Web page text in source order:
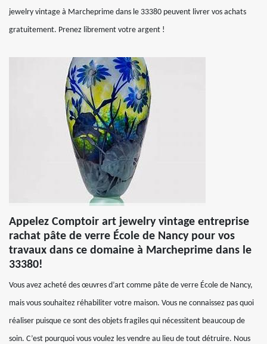
jewelry vintage à Marcheprime dans le 33380 peuvent livrer vos achats
gratuitement. Prenez librement votre argent !
Appelez Comptoir art jewelry vintage entreprise
rachat pâte de verre École de Nancy pour vos
travaux dans ce domaine à Marcheprime dans le
33380!
Vous avez acheté des œuvres d’art comme pâte de verre École de Nancy,
mais vous souhaitez réhabiliter votre maison. Vous ne connaissez pas quoi
réaliser puisque ce sont des objets fragiles qui nécessitent beaucoup de
soin. C’est pourquoi vous voulez les vendre au lieu de tout détruire. Nous